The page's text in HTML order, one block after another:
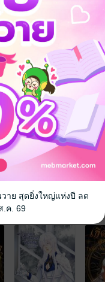
วาย สุดยิ่งใหญ่แห่งปี ลด
.ค. 69